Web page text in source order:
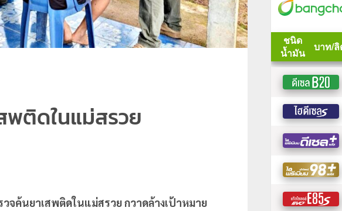
ติดในแม่สรวย
จค้นยาเสพติดในแม่สรวย กวาดล้างเป้าหมาย